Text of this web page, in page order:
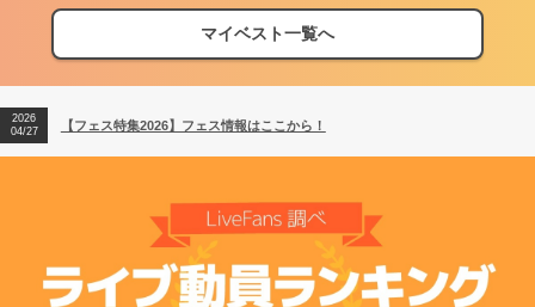
マイベスト一覧へ
【フェス特集2026】フェス情報はここから！
【ライブ動員ランキング】2026年上半期編発表！
2026
04/27
【フェス特集2026】フェス情報はここから！
2026